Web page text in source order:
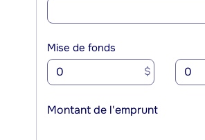
Mise de fonds
$
Montant de l'emprunt